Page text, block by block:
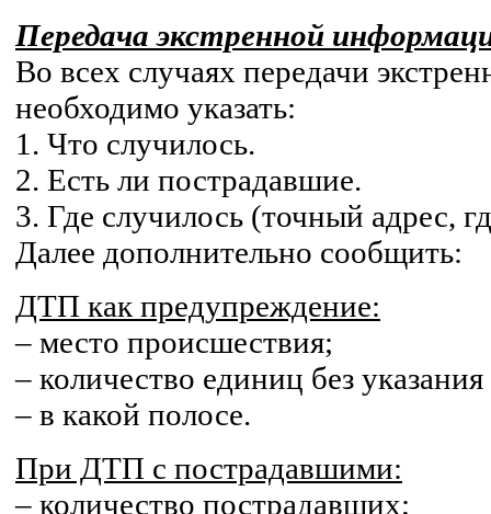
Передача экстренной
Во всех случаях передачи
необходимо указать:
1. Что случилось.
2. Есть ли пострадавшие.
3. Где случилось (точный адрес,
Далее дополнительно сообщить:
ДТП как предупреждение:
– место происшествия;
– количество единиц без
– в какой полосе.
При ДТП с пострадавшими:
– количество пострадавших;